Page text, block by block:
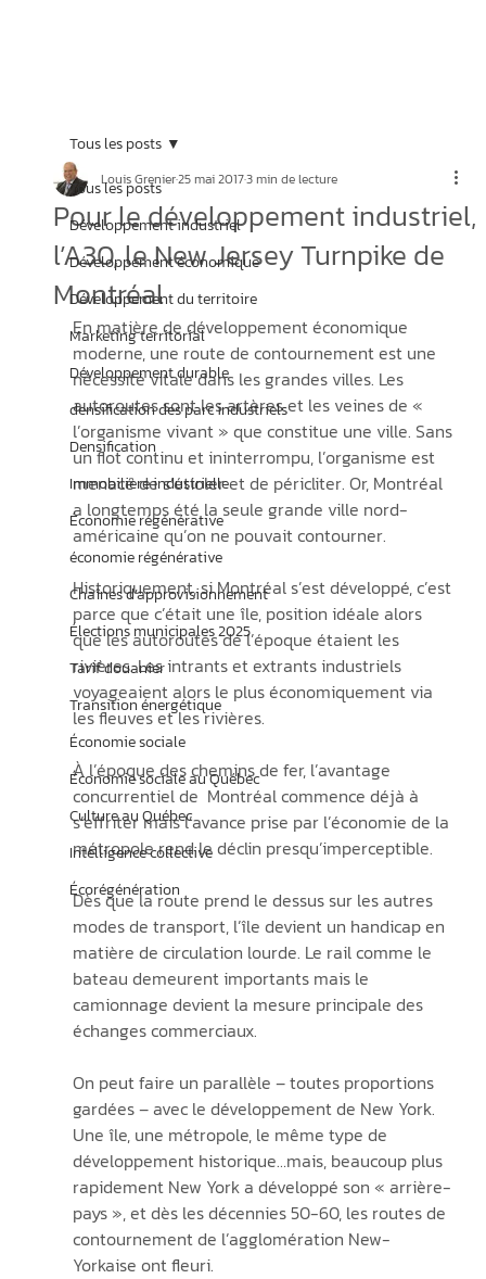
Tous les posts
Développement industriel
Développement économique
Développement du territoire
Marketing territorial
Développement durable
densification des parc industriels
Densification
Immobilière industrielle
Économie régénérative
économie régénérative
Chaînes d’approvisionnement
Élections municipales 2025
Tarif douanier
Transition énergétique
Économie sociale
Économie sociale au Québec
Culture au Québec
Intelligence collective
Écorégénération
Tous les posts
Pour le développement industriel,
l’A30, le New Jersey Turnpike de
Montréal
Louis Grenier25 mai 20173 min de lecture
En matière de développement économique
moderne, une route de contournement est une
nécessité vitale dans les grandes villes. Les
autoroutes sont les artères et les veines de «
l’organisme vivant » que constitue une ville. Sans
un flot continu et ininterrompu, l’organisme est
menacé de s’étioler et de péricliter. Or, Montréal
a longtemps été la seule grande ville nord-
américaine qu’on ne pouvait contourner.
Historiquement, si Montréal s’est développé, c’est
parce que c’était une île, position idéale alors
que les autoroutes de l’époque étaient les
rivières. Les intrants et extrants industriels
voyageaient alors le plus économiquement via
les fleuves et les rivières.
À l’époque des chemins de fer, l’avantage
concurrentiel de  Montréal commence déjà à
s’effriter mais l’avance prise par l’économie de la
métropole rend le déclin presqu’imperceptible.
Dès que la route prend le dessus sur les autres
modes de transport, l’île devient un handicap en
matière de circulation lourde. Le rail comme le
bateau demeurent importants mais le
camionnage devient la mesure principale des
échanges commerciaux.
On peut faire un parallèle – toutes proportions
gardées – avec le développement de New York.
Une île, une métropole, le même type de
développement historique…mais, beaucoup plus
rapidement New York a développé son « arrière-
pays », et dès les décennies 50-60, les routes de
contournement de l’agglomération New-
Yorkaise ont fleuri.